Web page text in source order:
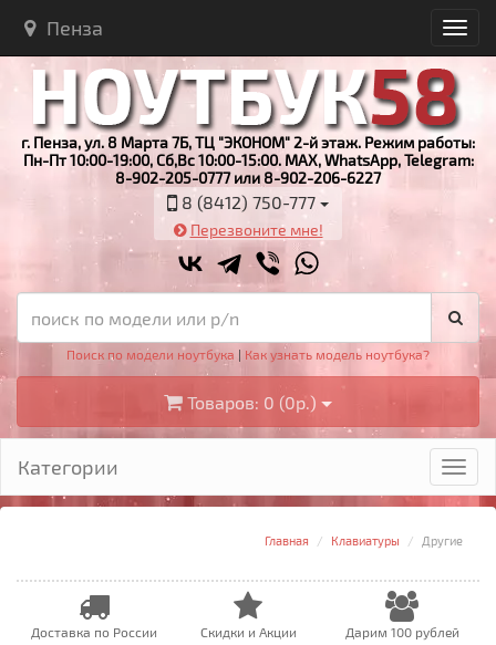
Пенза
г. Пенза, ул. 8 Марта 7Б, ТЦ "ЭКОНОМ" 2-й этаж. Режим работы:
Пн-Пт 10:00-19:00, Сб,Вс 10:00-15:00. MAX, WhatsApp, Telegram:
8-902-205-0777 или 8-902-206-6227
8 (8412) 750-777
Перезвоните мне!
Поиск по модели ноутбука | Как узнать модель ноутбука?
Товаров: 0 (0р.)
Категории
Главная Клавиатуры Другие
Доставка по России Скидки и Акции
Дарим 100 рублей